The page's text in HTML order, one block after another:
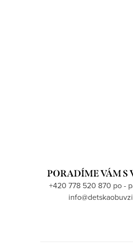
PORADÍME VÁM S
+420 778 520 870 po -